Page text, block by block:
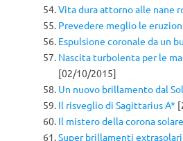
Vita dura attorno alle nane
Prevedere meglio le
Espulsione coronale da un
Nascita turbolenta per le
[02/10/2015]
Un nuovo brillamento dal
Il risveglio di Sagittarius A*
Il mistero della corona solare
Super brillamenti extrasolari